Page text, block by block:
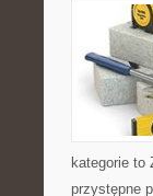
kategorie to
przystępne